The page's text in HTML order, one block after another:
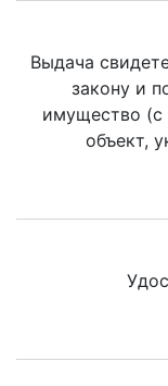
Выдача
закону и
имущество (с
объект,